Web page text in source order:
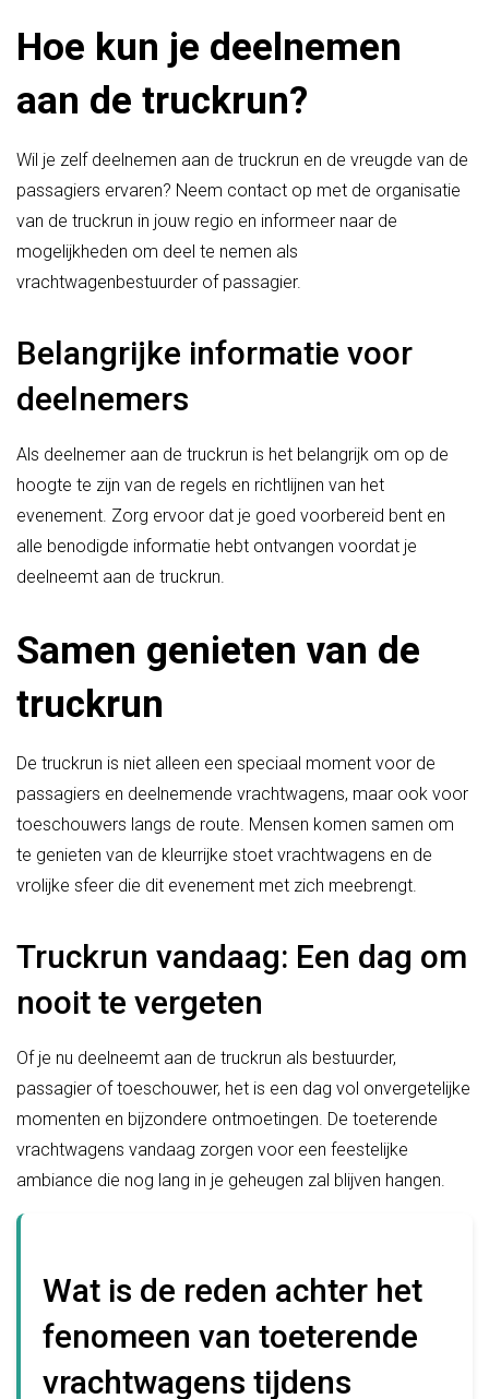
Hoe kun je deelnemen
aan de truckrun?
Wil je zelf deelnemen aan de truckrun en de vreugde van de
passagiers ervaren? Neem contact op met de organisatie
van de truckrun in jouw regio en informeer naar de
mogelijkheden om deel te nemen als
vrachtwagenbestuurder of passagier.
Belangrijke informatie voor
deelnemers
Als deelnemer aan de truckrun is het belangrijk om op de
hoogte te zijn van de regels en richtlijnen van het
evenement. Zorg ervoor dat je goed voorbereid bent en
alle benodigde informatie hebt ontvangen voordat je
deelneemt aan de truckrun.
Samen genieten van de
truckrun
De truckrun is niet alleen een speciaal moment voor de
passagiers en deelnemende vrachtwagens, maar ook voor
toeschouwers langs de route. Mensen komen samen om
te genieten van de kleurrijke stoet vrachtwagens en de
vrolijke sfeer die dit evenement met zich meebrengt.
Truckrun vandaag: Een dag om
nooit te vergeten
Of je nu deelneemt aan de truckrun als bestuurder,
passagier of toeschouwer, het is een dag vol onvergetelijke
momenten en bijzondere ontmoetingen. De toeterende
vrachtwagens vandaag zorgen voor een feestelijke
ambiance die nog lang in je geheugen zal blijven hangen.
Wat is de reden achter het
fenomeen van toeterende
vrachtwagens tijdens